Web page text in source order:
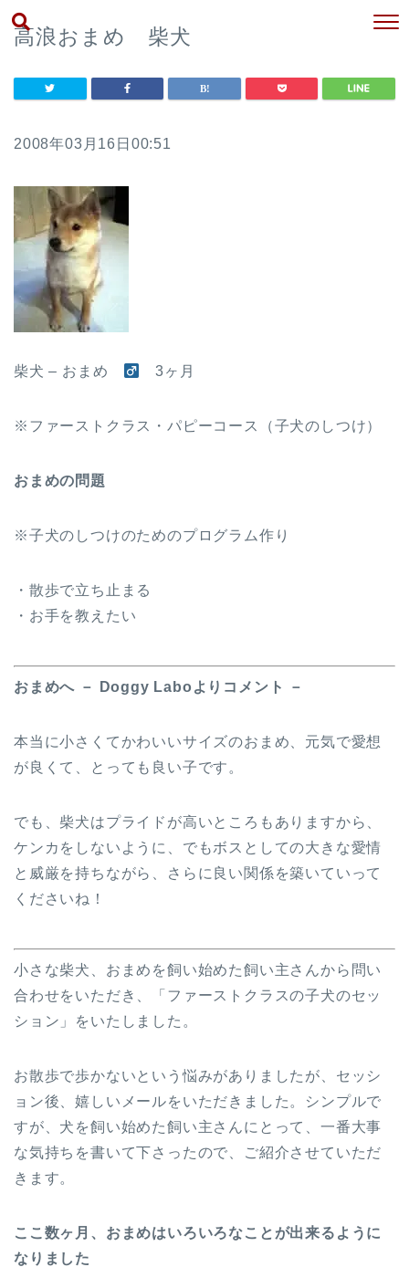
高浪おまめ 柴犬
2008年03月16日00:51
柴犬 – おまめ 3ヶ月
※ファーストクラス・パピーコース（子犬のしつけ）
おまめの問題
※子犬のしつけのためのプログラム作り
・散歩で立ち止まる
・お手を教えたい
おまめへ － Doggy Laboよりコメント －
本当に小さくてかわいいサイズのおまめ、元気で愛想
が良くて、とっても良い子です。
でも、柴犬はプライドが高いところもありますから、
ケンカをしないように、でもボスとしての大きな愛情
と威厳を持ちながら、さらに良い関係を築いていって
くださいね！
小さな柴犬、おまめを飼い始めた飼い主さんから問い
合わせをいただき、「ファーストクラスの子犬のセッ
ション」をいたしました。
お散歩で歩かないという悩みがありましたが、セッシ
ョン後、嬉しいメールをいただきました。シンプルで
すが、犬を飼い始めた飼い主さんにとって、一番大事
な気持ちを書いて下さったので、ご紹介させていただ
きます。
ここ数ヶ月、おまめはいろいろなことが出来るように
なりました